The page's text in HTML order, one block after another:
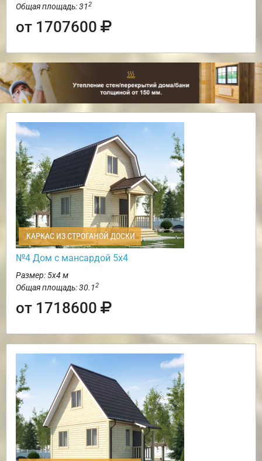
Общая площадь: 312
от 1707600
КАРКАС ИЗ СТРОГАНОЙ ДОСКИ
№4 Дом с мансардой 5х4
Размер: 5х4 м
Общая площадь: 30.12
от 1718600